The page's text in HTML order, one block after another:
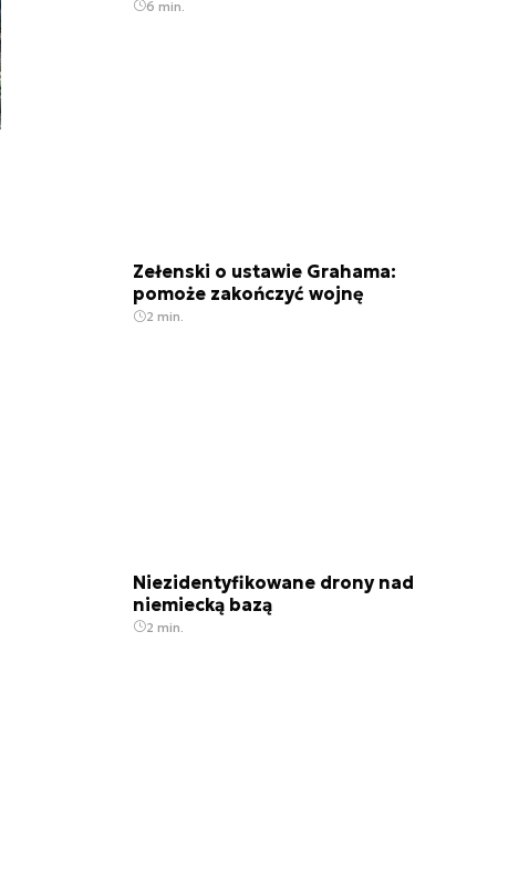
6 min.
Zełenski o ustawie Grahama:
pomoże zakończyć wojnę
2 min.
Niezidentyfikowane drony nad
niemiecką bazą
2 min.